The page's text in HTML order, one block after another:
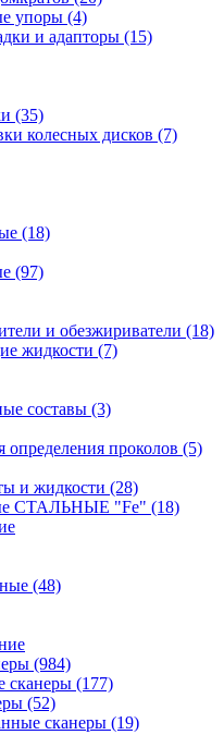
упоры (4)
и адапторы (15)
(35)
колесных дисков (7)
(18)
(97)
и обезжириватели (18)
жидкости (7)
составы (3)
определения проколов (5)
и жидкости (28)
СТАЛЬНЫЕ "Fe" (18)
(48)
(984)
сканеры (177)
(52)
сканеры (19)